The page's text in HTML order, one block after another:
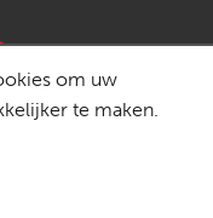
om uw
te maken.